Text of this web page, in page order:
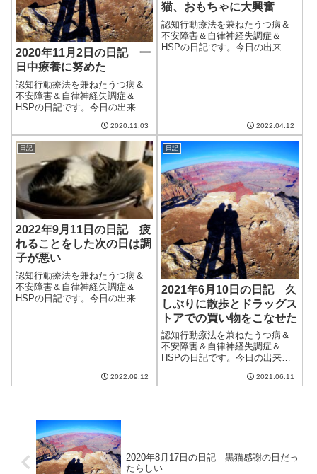
2020年11月2日の日記 一
日中療養に努めた
認知行動療法を兼ねたうつ病＆
不安障害＆自律神経失調症＆
HSPの日記です。今日の出来事
雨になるらしい。時々薄日はさ
すものの、天気の回復は見込め
ない。天気が悪い日は気分も落
ち込むので憂鬱。のどの痛みが
さらに強くなって...
2020.11.03
猫、おもちゃに大興奮
認知行動療法を兼ねたうつ病＆
不安障害＆自律神経失調症＆
HSPの日記です。今日の出来事
2022.04.12
日記
2022年9月11日の日記 疲
れることをした次の日は調
子が悪い
認知行動療法を兼ねたうつ病＆
不安障害＆自律神経失調症＆
HSPの日記です。今日の出来事
2022.09.12
日記
2021年6月10日の日記 久
しぶりに散歩とドラッグス
トアでの買い物をこなせた
認知行動療法を兼ねたうつ病＆
不安障害＆自律神経失調症＆
HSPの日記です。今日の出来事
湿度も上がり、蒸し暑い日だっ
2021.06.11
2020年8月17日の日記 黒猫感謝の日だっ
たらしい